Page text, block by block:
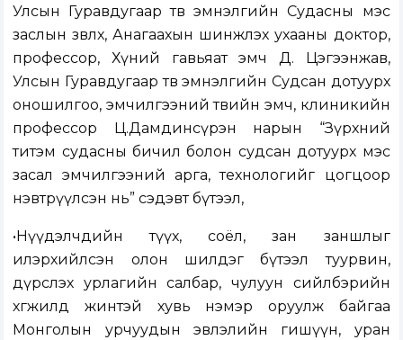
Улсын Гуравдугаар төв эмнэлгийн Судасны мэс
заслын зөвлөх, Анагаахын шинжлэх ухааны доктор,
профессор, Хүний гавьяат эмч Д. Цэгээнжав,
Улсын Гуравдугаар төв эмнэлгийн Судсан дотуурх
оношилгоо, эмчилгээний төвийн эмч, клиникийн
профессор Ц.Дамдинсүрэн нарын “Зүрхний
титэм судасны бичил болон судсан дотуурх мэс
засал эмчилгээний арга, технологийг цогцоор
нэвтрүүлсэн нь” сэдэвт бүтээл,
•Нүүдэлчдийн түүх, соёл, зан заншлыг
илэрхийлсэн олон шилдэг бүтээл туурвин,
дүрслэх урлагийн салбар, чулуун сийлбэрийн
хөгжилд жинтэй хувь нэмэр оруулж байгаа
Монголын урчуудын эвлэлийн гишүүн, уран